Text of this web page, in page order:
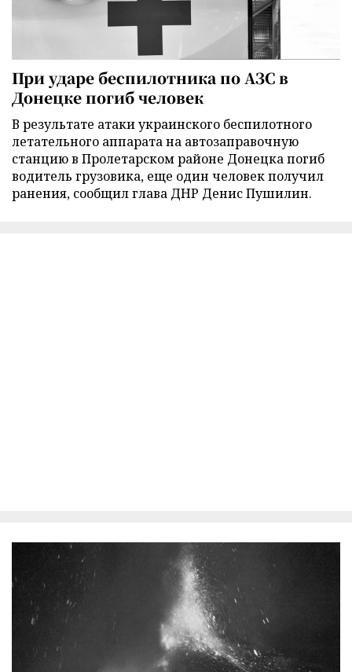
При ударе беспилотника по АЗС в
Донецке погиб человек
В результате атаки украинского беспилотного
летательного аппарата на автозаправочную
станцию в Пролетарском районе Донецка погиб
водитель грузовика, еще один человек получил
ранения, сообщил глава ДНР Денис Пушилин.